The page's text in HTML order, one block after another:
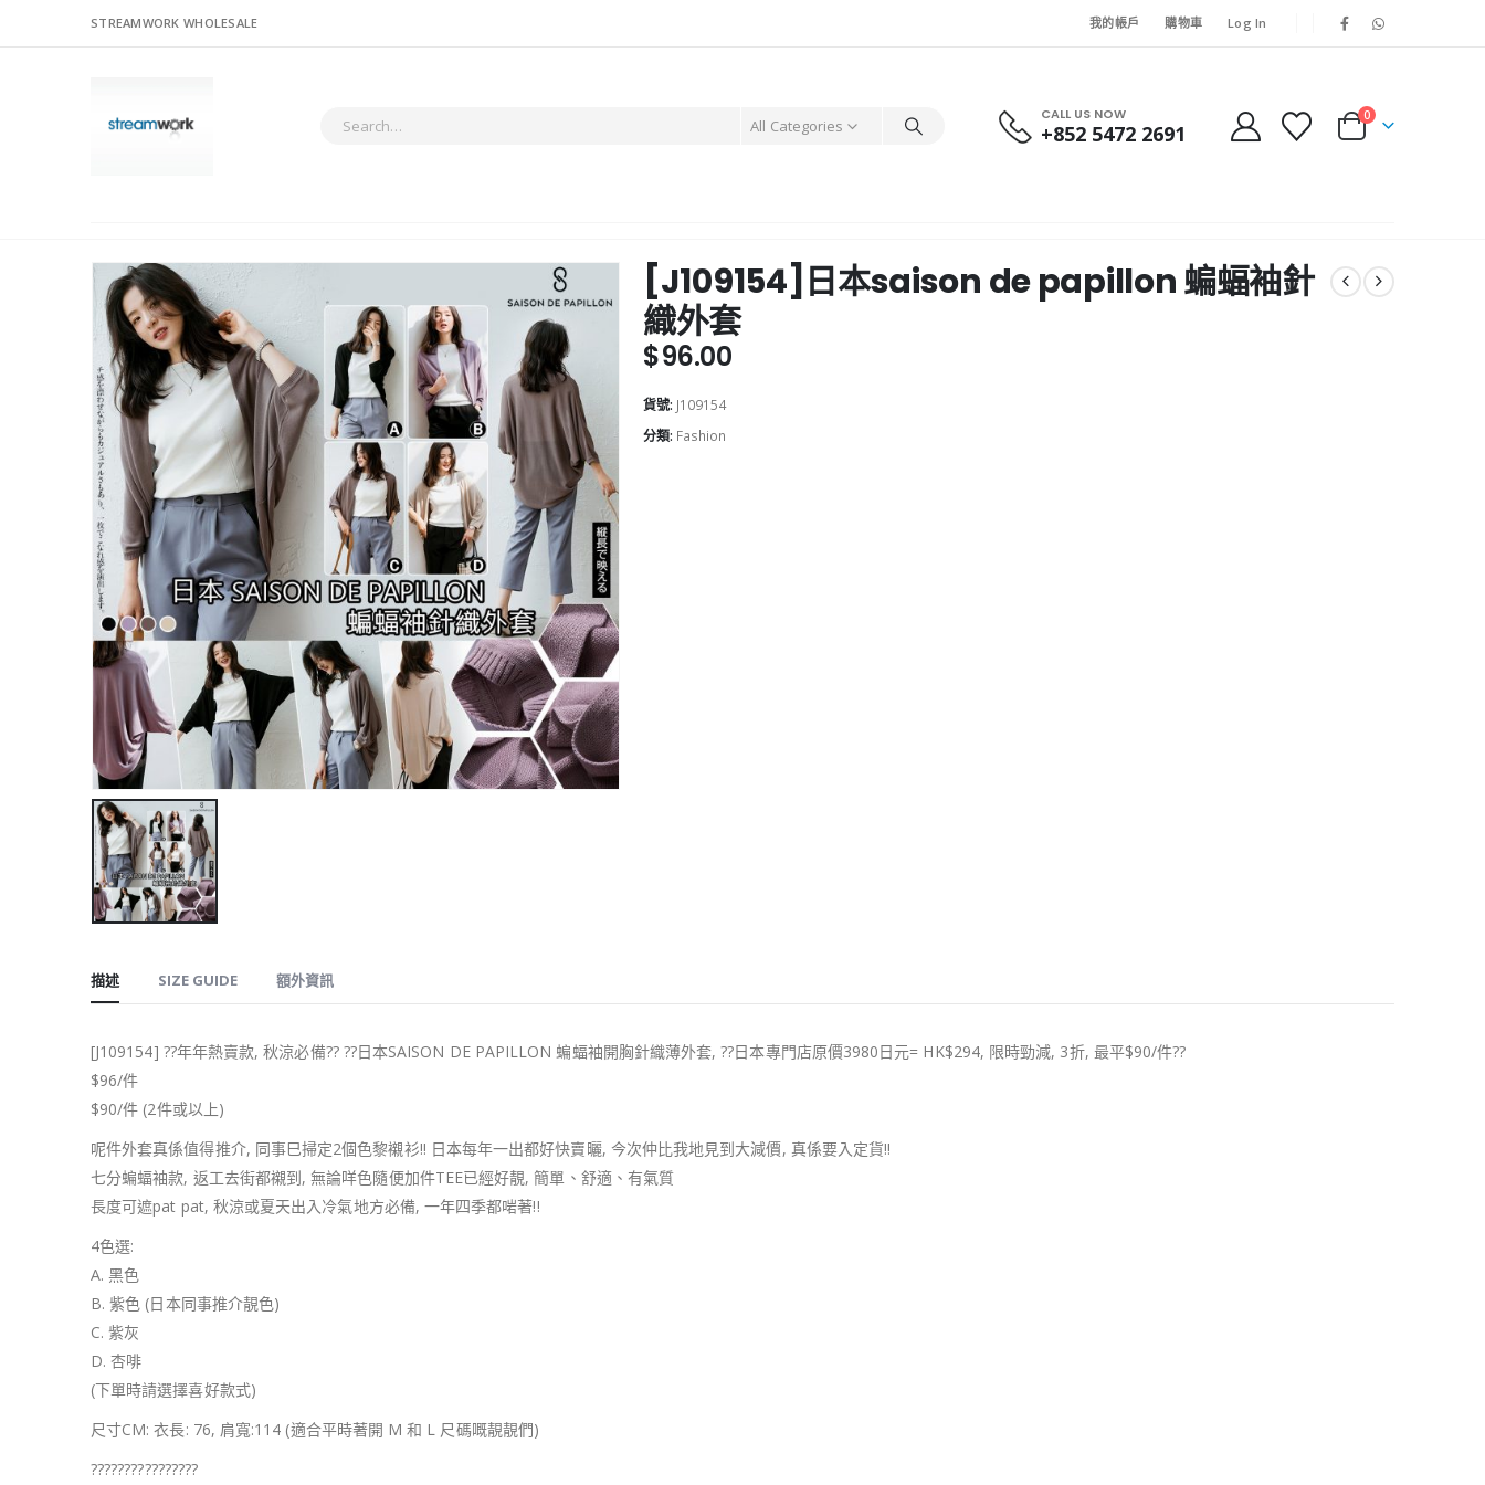
STREAMWORK WHOLESALE 我的帳戶 購物車 Log In
All Categories
CALL US NOW
+852 5472 2691
0
[J109154]日本saison de papillon 蝙蝠袖針
織外套
$96.00
貨號: J109154
分類: Fashion
描述 SIZE GUIDE 額外資訊
[J109154] ??年年熱賣款, 秋涼必備?? ??日本SAISON DE PAPILLON 蝙蝠袖開胸針織薄外套, ??日本專門店原價3980日元= HK$294, 限時勁減, 3折, 最平$90/件??
$96/件
$90/件 (2件或以上)
呢件外套真係值得推介, 同事巳掃定2個色黎襯衫!! 日本每年一出都好快賣曬, 今次仲比我地見到大減價, 真係要入定貨!!
七分蝙蝠袖款, 返工去街都襯到, 無論咩色隨便加件TEE已經好靚, 簡單、舒適、有氣質
長度可遮pat pat, 秋涼或夏天出入冷氣地方必備, 一年四季都啱著!!
4色選:
A. 黑色
B. 紫色 (日本同事推介靚色)
C. 紫灰
D. 杏啡
(下單時請選擇喜好款式)
尺寸CM: 衣長: 76, 肩寬:114 (適合平時著開 M 和 L 尺碼嘅靚靚們)
????????????????